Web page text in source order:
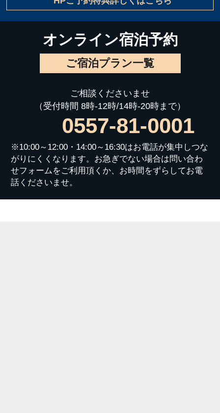
オンライン宿泊予約
ご宿泊プラン一覧
ご相談くださいませ
（受付時間 8時-12時/14時-20時まで）
0557-81-0001
※10:00～12:00・14:00～16:30はお電話が集中しつな
がりにくくなります。お急ぎでない場合は問い合わ
せフォームをご利用頂くか、お時間をずらしてお電
話くださいませ。